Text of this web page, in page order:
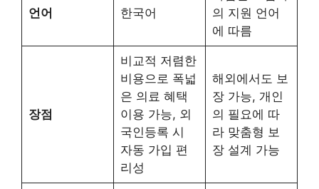
언어 한국어
의 지원 언어
에 따름
장점
비교적 저렴한
비용으로 폭넓
은 의료 혜택
이용 가능, 외
국인등록 시
자동 가입 편
리성
해외에서도 보
장 가능, 개인
의 필요에 따
라 맞춤형 보
장 설계 가능